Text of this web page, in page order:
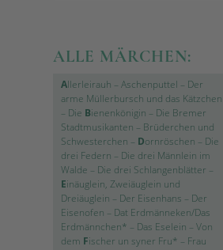
ALLE MÄRCHEN:
Allerleirauh – Aschenputtel – Der
arme Müllerbursch und das Kätzchen
– Die Bienenkönigin – Die Bremer
Stadtmusikanten – Brüderchen und
Schwesterchen – Dornröschen – Die
drei Federn – Die drei Männlein im
Walde – Die drei Schlangenblätter –
Einäuglein, Zweiäuglein und
Dreiäuglein – Der Eisenhans – Der
Eisenofen – Dat Erdmänneken/Das
Erdmännchen* – Das Eselein – Von
dem Fischer un syner Fru* – Frau